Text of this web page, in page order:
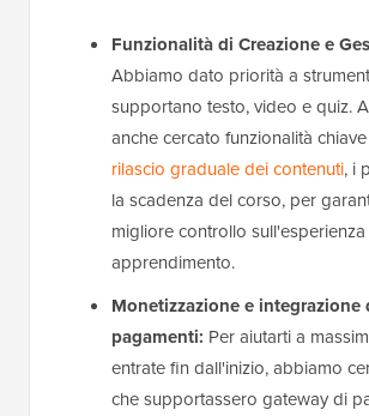
Funzionalità di Creazione e
Abbiamo dato priorità a
supportano testo, video e quiz.
anche cercato funzionalità
rilascio graduale dei contenuti, i
la scadenza del corso, per
migliore controllo
apprendimento.
Monetizzazione e integrazione
pagamenti: Per aiutarti a
entrate fin dall'inizio, abbiamo
che supportassero gateway di